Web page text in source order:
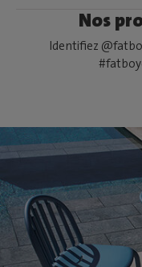
Nos
Identifiez